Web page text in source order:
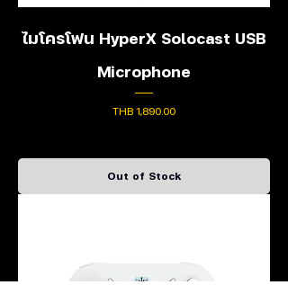
ไมโครโฟน HyperX Solocast USB
Microphone
Price
THB 1,890.00
Out of Stock